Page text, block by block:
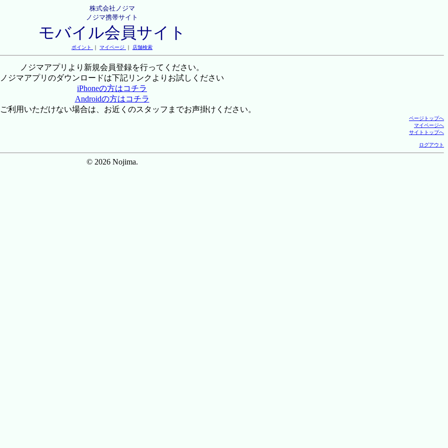
株式会社ノジマ
ノジマ携帯サイト
モバイル会員サイト
ポイント ｜ マイページ ｜ 店舗検索
ノジマアプリより新規会員登録を行ってください。
ノジマアプリのダウンロードは下記リンクよりお試しください
iPhoneの方はコチラ
Androidの方はコチラ
利用いただけない場合は、お近くのスタッフまでお声掛けください。
ページトップへ
マイページへ
サイトトップへ
ログアウト
© 2026 Nojima.